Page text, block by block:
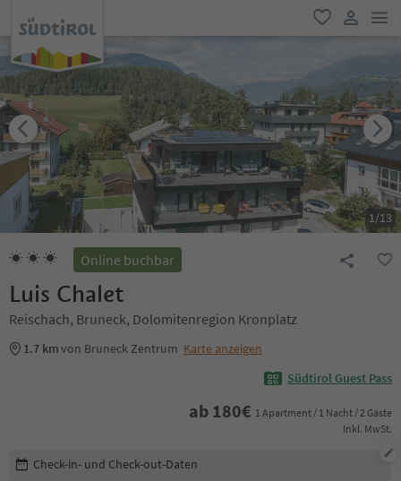
favorit
user link
1/13
Online buchbar
Luis Chalet
Reischach, Bruneck, Dolomitenregion Kronplatz
1.7 kmvon Bruneck Zentrum Karte anzeigen
Südtirol Guest Pass
ab 180€ 1 Apartment / 1 Nacht / 2 Gäste
Inkl. MwSt.
Buchungsdetails bearbeiten
Check-in- und Check-out-Daten